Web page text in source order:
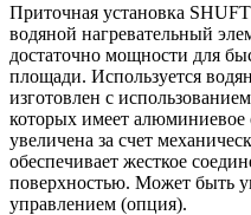
Приточная установка
водяной нагревательный
достаточно мощности для
площади. Используется
изготовлен с
которых имеет алюминиевое
увеличена за счет
обеспечивает жесткое
поверхностью. Может быть
управлением (опция).